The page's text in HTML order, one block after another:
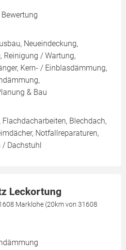
Neueindeckung,
Reinigung / Wartung,
Kern- / Einblasdämmung,
& Bau
Blechdach,
Notfallreparaturen,
/ Dachstuhl
Leckortung
Marklohe (20km von 31608